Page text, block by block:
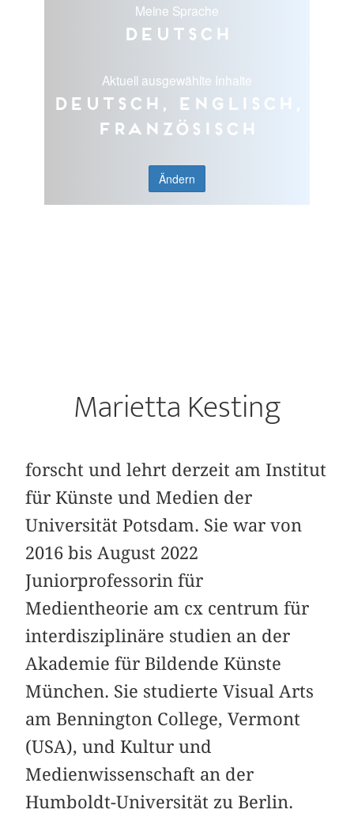
Meine Sprache
Deutsch
Aktuell ausgewählte Inhalte
Deutsch, Englisch,
Französisch
Ändern
Marietta Kesting
forscht und lehrt derzeit am Institut
für Künste und Medien der
Universität Potsdam. Sie war von
2016 bis August 2022
Juniorprofessorin für
Medientheorie am cx centrum für
interdisziplinäre studien an der
Akademie für Bildende Künste
München. Sie studierte Visual Arts
am Bennington College, Vermont
(USA), und Kultur und
Medienwissenschaft an der
Humboldt-Universität zu Berlin.